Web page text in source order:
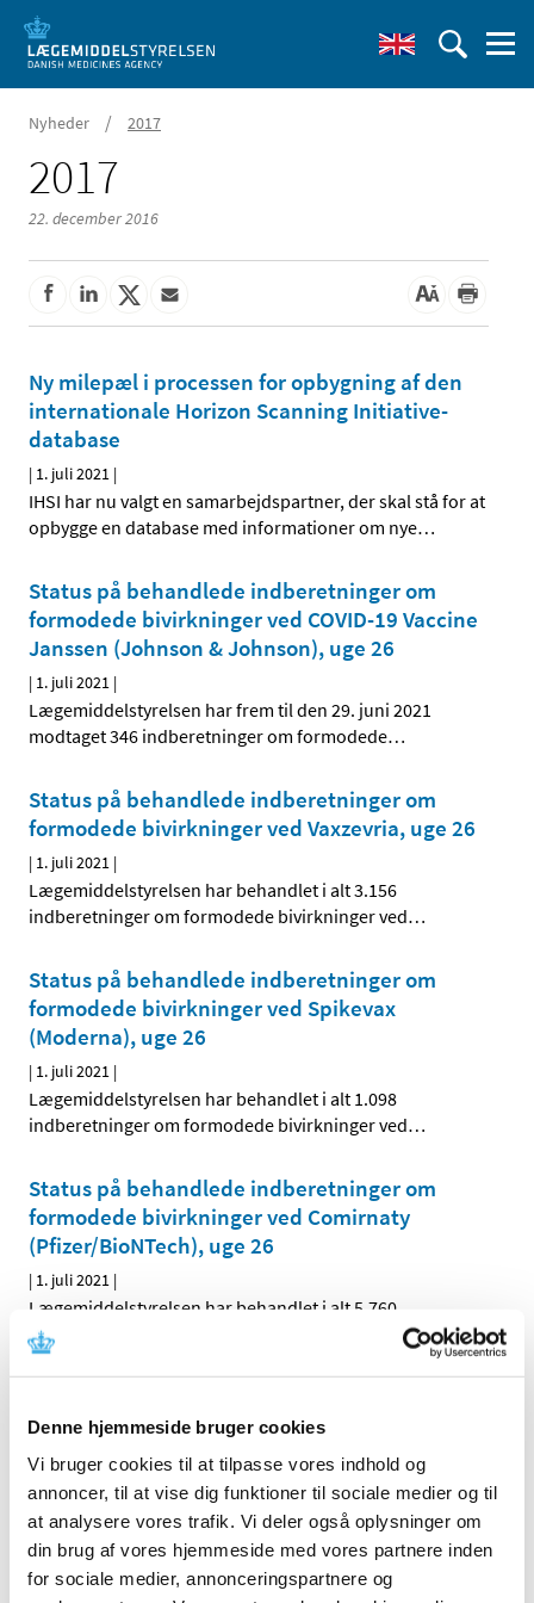
Denne hjemmeside bruger cookies
Vi bruger cookies til at tilpasse vores indhold og
annoncer, til at vise dig funktioner til sociale medier og til
at analysere vores trafik. Vi deler også oplysninger om
din brug af vores hjemmeside med vores partnere inden
for sociale medier, annonceringspartnere og
Nyheder / 2017
2017
22. december 2016
Ny milepæl i processen for opbygning af den
internationale Horizon Scanning Initiative-
database
| 1. juli 2021 |
IHSI har nu valgt en samarbejdspartner, der skal stå for at
opbygge en database med informationer om nye…
Status på behandlede indberetninger om
formodede bivirkninger ved COVID-19 Vaccine
Janssen (Johnson & Johnson), uge 26
| 1. juli 2021 |
Lægemiddelstyrelsen har frem til den 29. juni 2021
modtaget 346 indberetninger om formodede…
Status på behandlede indberetninger om
formodede bivirkninger ved Vaxzevria, uge 26
| 1. juli 2021 |
Lægemiddelstyrelsen har behandlet i alt 3.156
indberetninger om formodede bivirkninger ved…
Status på behandlede indberetninger om
formodede bivirkninger ved Spikevax
(Moderna), uge 26
| 1. juli 2021 |
Lægemiddelstyrelsen har behandlet i alt 1.098
indberetninger om formodede bivirkninger ved…
Status på behandlede indberetninger om
formodede bivirkninger ved Comirnaty
(Pfizer/BioNTech), uge 26
| 1. juli 2021 |
Lægemiddelstyrelsen har behandlet i alt 5.760
indberetninger om formodede bivirkninger ved…
Alle (2506)
TID
2026 (84)